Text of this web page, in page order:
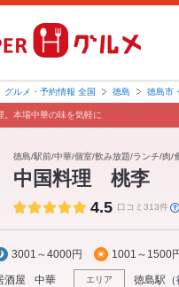
グルメ・予約情報 全国 徳島 徳島市
。本場中華の味を気軽に
徳島/駅前/中華/個室/飲み放題/ランチ/肉/
中国料理 桃李
4.5 口コミ313件
3001～4000円 1001～1500
酒屋 中華 エリア 徳島駅 （